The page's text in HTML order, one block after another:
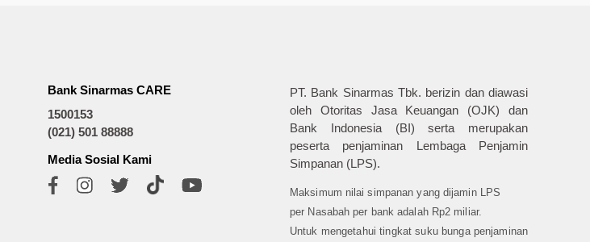
Bank Sinarmas CARE
1500153
(021) 501 88888
Media Sosial Kami
PT. Bank Sinarmas Tbk. berizin dan diawasi
oleh Otoritas Jasa Keuangan (OJK) dan
Bank Indonesia (BI) serta merupakan
peserta penjaminan Lembaga Penjamin
Simpanan (LPS).
Maksimum nilai simpanan yang dijamin LPS
per Nasabah per bank adalah Rp2 miliar.
Untuk mengetahui tingkat suku bunga penjaminan